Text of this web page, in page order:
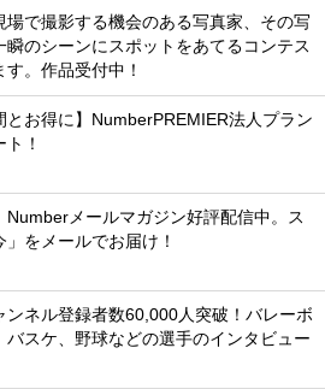
場で撮影する機会のある写真家、その写
瞬のシーンにスポットをあてるコンテス
す。作品受付中！
とお得に】NumberPREMIER法人プラン
！
Numberメールマガジン好評配信中。ス
をメールでお届け！
ンネル登録者数60,000人突破！バレーボ
バスケ、野球などの選手のインタビュー